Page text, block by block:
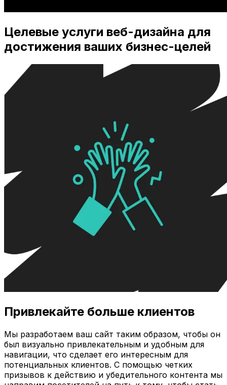
Целевые услуги веб-дизайна для
достижения ваших бизнес-целей
Привлекайте больше клиентов
Мы разработаем ваш сайт таким образом, чтобы он
был визуально привлекательным и удобным для
навигации, что сделает его интересным для
потенциальных клиентов. С помощью четких
призывов к действию и убедительного контента мы